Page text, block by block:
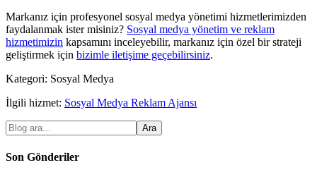
Markanız için profesyonel sosyal medya yönetimi hizmetlerimizden
faydalanmak ister misiniz? Sosyal medya yönetim ve reklam
hizmetimizin kapsamını inceleyebilir, markanız için özel bir strateji
geliştirmek için bizimle iletişime geçebilirsiniz.
Kategori: Sosyal Medya
İlgili hizmet: Sosyal Medya Reklam Ajansı
Ara
Son Gönderiler